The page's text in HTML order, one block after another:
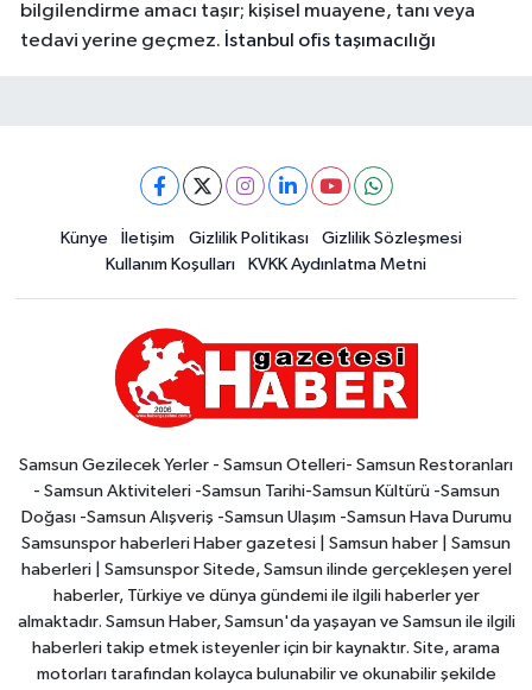
bilgilendirme amacı taşır; kişisel muayene, tanı veya
tedavi yerine geçmez. İstanbul ofis taşımacılığı
Künye İletişim Gizlilik Politikası
Gizlilik Sözleşmesi
Kullanım Koşulları
KVKK Aydınlatma Metni
Samsun Gezilecek Yerler - Samsun Otelleri- Samsun Restoranları
- Samsun Aktiviteleri -Samsun Tarihi-Samsun Kültürü -Samsun
Doğası -Samsun Alışveriş -Samsun Ulaşım -Samsun Hava Durumu
Samsunspor haberleri Haber gazetesi | Samsun haber | Samsun
haberleri | Samsunspor Sitede, Samsun ilinde gerçekleşen yerel
haberler, Türkiye ve dünya gündemi ile ilgili haberler yer
almaktadır. Samsun Haber, Samsun'da yaşayan ve Samsun ile ilgili
haberleri takip etmek isteyenler için bir kaynaktır. Site, arama
motorları tarafından kolayca bulunabilir ve okunabilir şekilde